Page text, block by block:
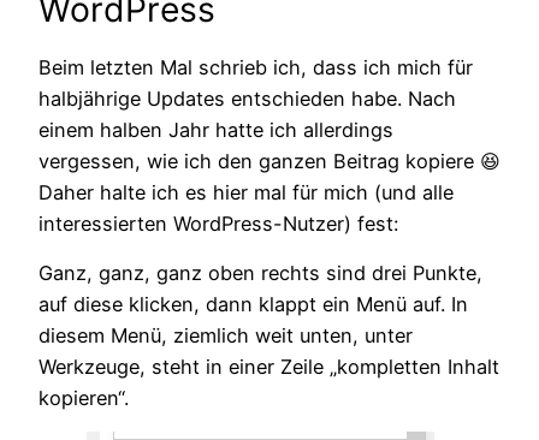
WordPress
Beim letzten Mal schrieb ich, dass ich mich für
halbjährige Updates entschieden habe. Nach
einem halben Jahr hatte ich allerdings
vergessen, wie ich den ganzen Beitrag kopiere 😆
Daher halte ich es hier mal für mich (und alle
interessierten WordPress-Nutzer) fest:
Ganz, ganz, ganz oben rechts sind drei Punkte,
auf diese klicken, dann klappt ein Menü auf. In
diesem Menü, ziemlich weit unten, unter
Werkzeuge, steht in einer Zeile „kompletten Inhalt
kopieren“.